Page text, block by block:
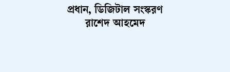
প্রধান, ডিজিটাল সংস্করণ
রাশেদ আহমেদ